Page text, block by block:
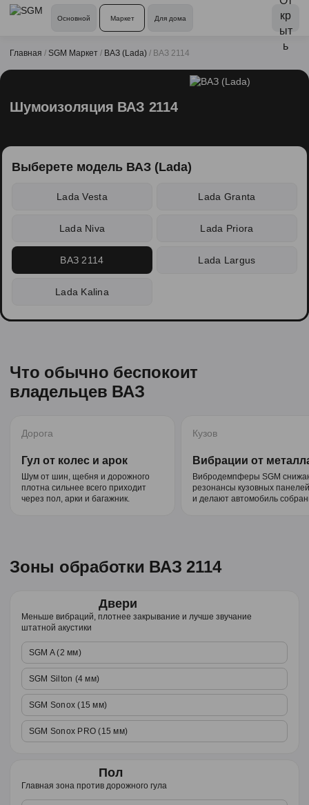
Основной Маркет Для дома
Главная / SGM Маркет / ВАЗ (Lada) / ВАЗ 2114
Шумоизоляция ВАЗ 2114
Выберете модель ВАЗ (Lada)
Lada Vesta Lada Granta
Lada Niva Lada Priora
ВАЗ 2114 Lada Largus
Lada Kalina
Что обычно беспокоит
владельцев ВАЗ
Дорога
Гул от колес и арок
Шум от шин, щебня и дорожного
плотна сильнее всего приходит
через пол, арки и багажник.
Кузов
Вибрации от
Вибродемпферы SGM
резонансы кузовных панелей
и делают автомобиль
Зоны обработки ВАЗ 2114
Двери
Меньше вибраций, плотнее закрывание и лучше звучание
штатной акустики
SGM A (2 мм)
SGM Silton (4 мм)
SGM Sonox (15 мм)
SGM Sonox PRO (15 мм)
Пол
Главная зона против дорожного гула